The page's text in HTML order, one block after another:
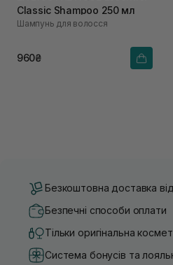
Classic Shampoo 250 мл
Шампунь для волосся
960₴
Безкоштовна доставка
Безпечні способи оплати
Тільки оригінальна
Система бонусів та